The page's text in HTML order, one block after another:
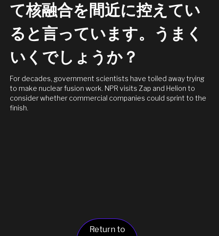
て核融合を間近に控えてい
ると言っています。うまく
いくでしょうか？
For decades, government scientists have toiled away trying
to make nuclear fusion work. NPR visits Zap and Helion to
consider whether commercial companies could sprint to the
finish.
Return to